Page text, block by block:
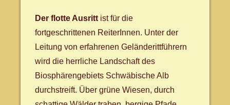
Der flotte Ausritt ist für die
fortgeschrittenen ReiterInnen. Unter der
Leitung von erfahrenen Geländerittführern
wird die herrliche Landschaft des
Biosphärengebiets Schwäbische Alb
durchstreift. Über grüne Wiesen, durch